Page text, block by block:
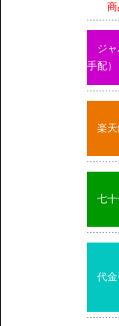
商品
ジ
手配）
楽天
七十
代